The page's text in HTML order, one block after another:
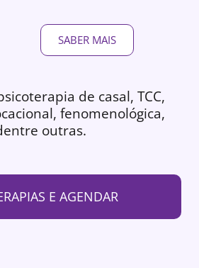
SABER MAIS
de casal, TCC,
fenomenológica,
outras.
E AGENDAR